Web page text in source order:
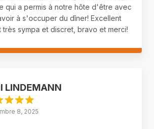
qui a permis à notre hôte d'être avec
à s'occuper du dîner! Excellent
sympa et discret, bravo et merci!
LINDEMANN
8, 2025